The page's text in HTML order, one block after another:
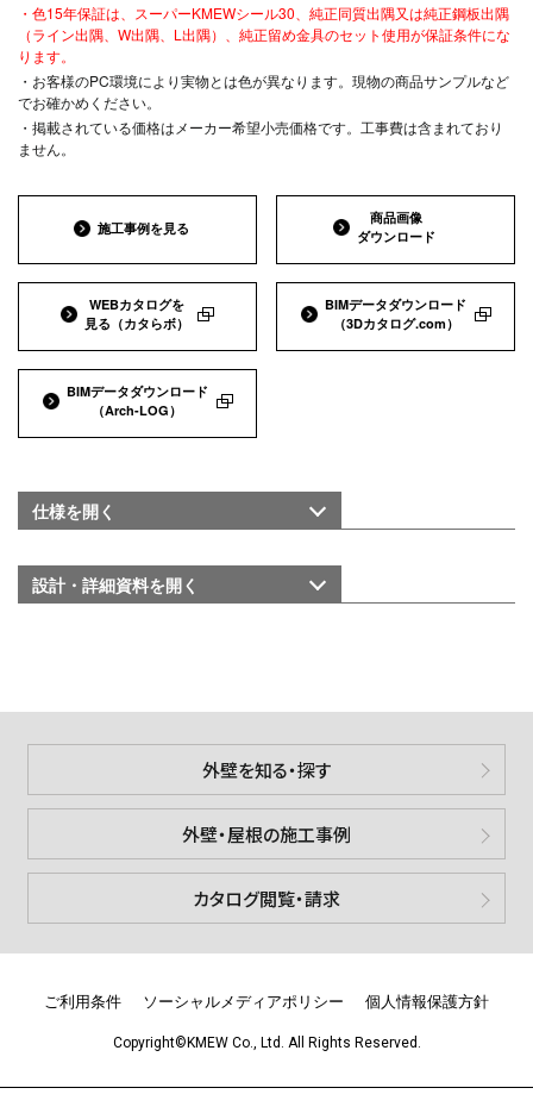
・色15年保証は、スーパーKMEWシール30、純正同質出隅又は純正鋼板出隅
（ライン出隅、W出隅、L出隅）、純正留め金具のセット使用が保証条件にな
ります。
・お客様のPC環境により実物とは色が異なります。現物の商品サンプルなど
でお確かめください。
・掲載されている価格はメーカー希望小売価格です。工事費は含まれており
ません。
施工事例を見る
商品画像
ダウンロード
WEBカタログを
見る （カタらボ）
BIMデータダウンロード
（3Dカタログ.com）
BIMデータダウンロード
（Arch-LOG）
仕様を開く
設計・詳細資料を開く
外壁を知る・探す
外壁・屋根の施工事例
カタログ閲覧・請求
Copyright©KMEW Co., Ltd. All Rights Reserved.
ご利用条件 ソーシャルメディアポリシー 個人情報保護方針